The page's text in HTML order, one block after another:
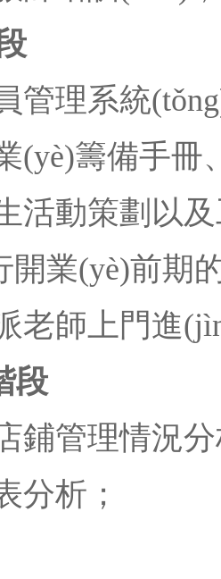
管理系統
(yè)籌備手冊
活動策劃以
開業(yè)前期
老師上門進
段
鋪管理情況
分析；